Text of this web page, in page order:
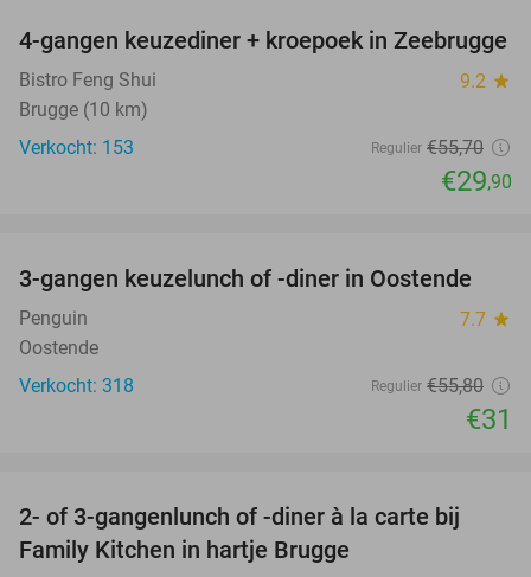
46%
4-gangen keuzediner + kroepoek in Zeebrugge
Bistro Feng Shui 9.2 star
Brugge (10 km)
Verkocht: 153
Regulier €55,70
€29,90
44%
3-gangen keuzelunch of -diner in Oostende
Penguin 7.7 star
Oostende
Verkocht: 318
Regulier €55,80
€31
46%
2- of 3-gangenlunch of -diner à la carte bij
Family Kitchen in hartje Brugge